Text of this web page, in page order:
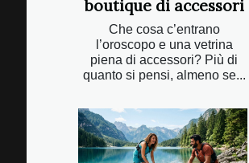
boutique di accessori
Che cosa c’entrano
l’oroscopo e una vetrina
piena di accessori? Più di
quanto si pensi, almeno se...